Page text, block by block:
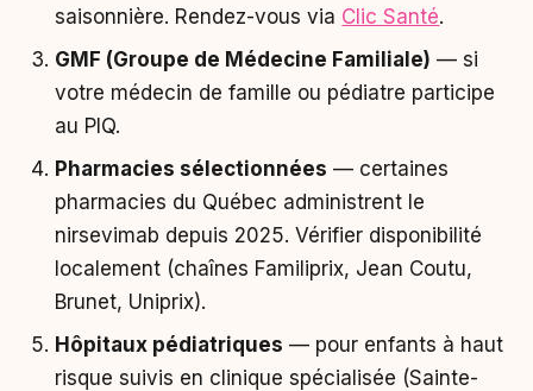
saisonnière. Rendez-vous via Clic Santé.
GMF (Groupe de Médecine Familiale) — si
votre médecin de famille ou pédiatre participe
au PIQ.
Pharmacies sélectionnées — certaines
pharmacies du Québec administrent le
nirsevimab depuis 2025. Vérifier disponibilité
localement (chaînes Familiprix, Jean Coutu,
Brunet, Uniprix).
Hôpitaux pédiatriques — pour enfants à haut
risque suivis en clinique spécialisée (Sainte-